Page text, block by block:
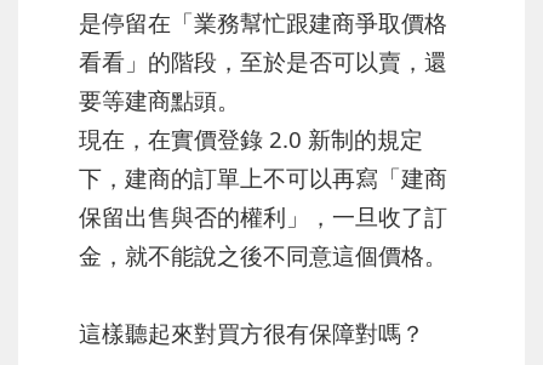
是停留在「業務幫忙跟建商爭取價格
看看」的階段，至於是否可以賣，還
要等建商點頭。
現在，在實價登錄 2.0 新制的規定
下，建商的訂單上不可以再寫「建商
保留出售與否的權利」，一旦收了訂
金，就不能說之後不同意這個價格。
這樣聽起來對買方很有保障對嗎？